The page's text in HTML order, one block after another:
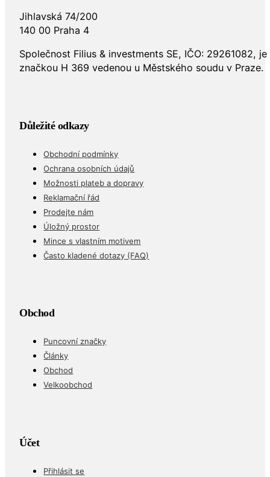
Jihlavská 74/200
140 00 Praha 4
Společnost Filius & investments SE, IČO: 29261082,
značkou H 369 vedenou u Městského soudu v Praze.
Důležité odkazy
Obchodní podmínky
Ochrana osobních údajů
Možnosti plateb a dopravy
Reklamační řád
Prodejte nám
Úložný prostor
Mince s vlastním motivem
Často kladené dotazy (FAQ)
Obchod
Puncovní značky
Články
Obchod
Velkoobchod
Účet
Přihlásit se